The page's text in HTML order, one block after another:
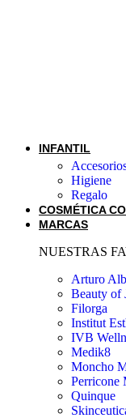
INFANTIL
Higiene
Regalo
COSMÉTICA
MARCAS
NUESTRAS
Arturo
Beauty of
Filorga
Institut
IVB
Medik8
Moncho
Perricone
Quinque